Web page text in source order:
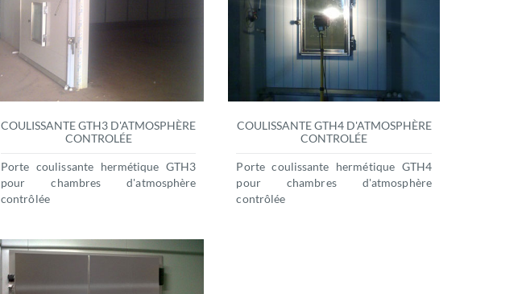
COULISSANTE GTH3 D'ATMOSPHÈRE
CONTROLÉE
Porte coulissante hermétique GTH3
pour chambres d'atmosphère
contrôlée
COULISSANTE GTH4 D'ATMOSPHÈRE
CONTROLÉE
Porte coulissante hermétique GTH4
pour chambres d'atmosphère
contrôlée